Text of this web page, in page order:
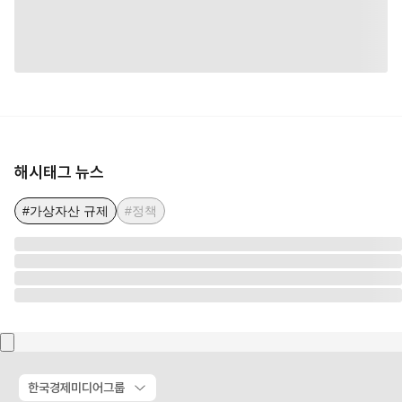
해시태그 뉴스
#가상자산 규제 #정책
한국경제미디어그룹